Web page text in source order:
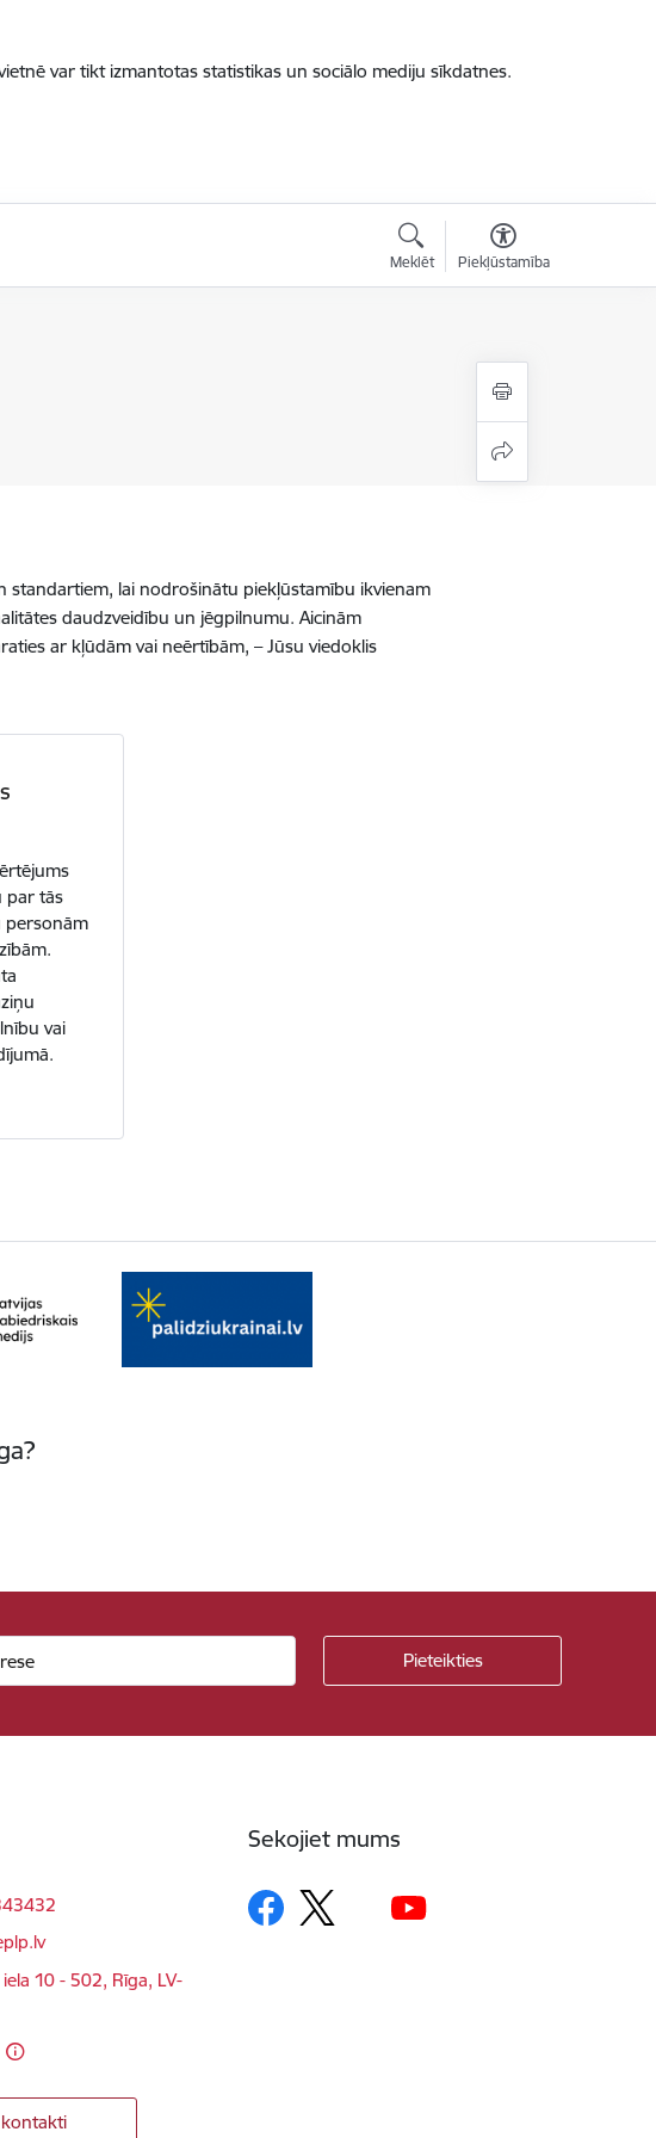
var tikt izmantotas statistikas un sociālo mediju sīkdatnes.
Meklēt Piekļūstamība
standartiem, lai nodrošinātu piekļūstamību ikvienam
daudzveidību un jēgpilnumu. Aicinām
ar kļūdām vai neērtībām, – Jūsu viedoklis
par tās
personām
vai
10 - 502, Rīga, LV-
Sekojiet mums